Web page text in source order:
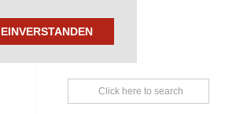
EINVERSTANDEN